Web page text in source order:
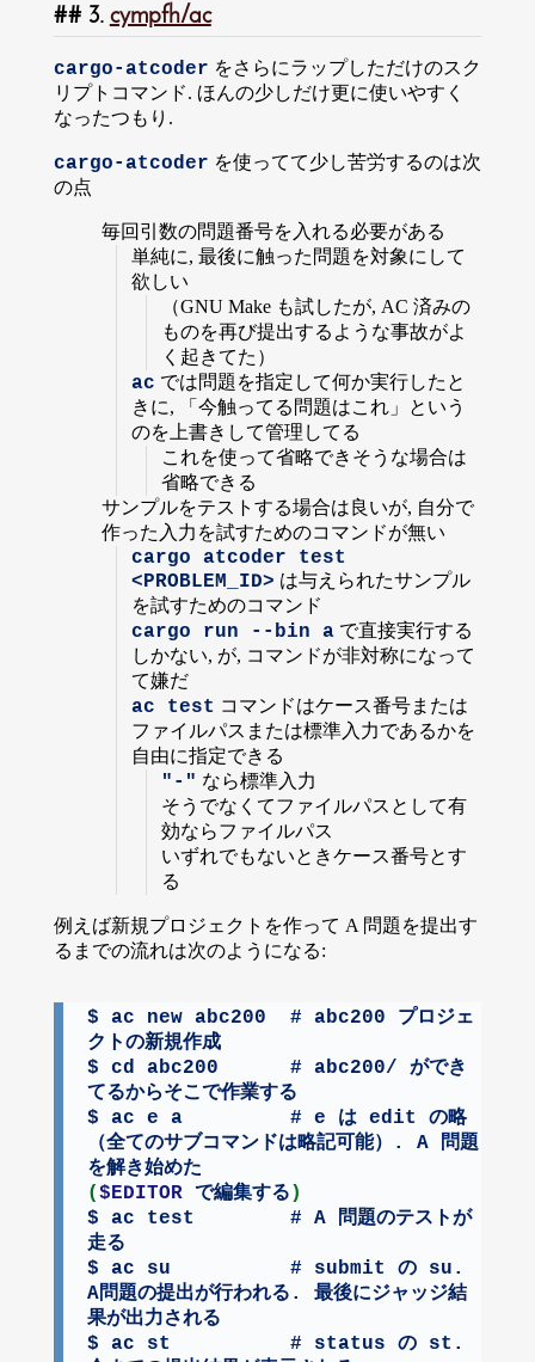
3. cympfh/ac
cargo-atcoder をさらにラップしただけのスク
リプトコマンド. ほんの少しだけ更に使いやすく
なったつもり.
cargo-atcoder を使ってて少し苦労するのは次
の点
毎回引数の問題番号を入れる必要がある
単純に, 最後に触った問題を対象にして
欲しい
（GNU Make も試したが, AC 済みの
ものを再び提出するような事故がよ
く起きてた）
ac では問題を指定して何か実行したと
きに, 「今触ってる問題はこれ」という
のを上書きして管理してる
これを使って省略できそうな場合は
省略できる
サンプルをテストする場合は良いが, 自分で
作った入力を試すためのコマンドが無い
cargo atcoder test
<PROBLEM_ID> は与えられたサンプル
を試すためのコマンド
cargo run --bin a で直接実行する
しかない, が, コマンドが非対称になって
て嫌だ
ac test コマンドはケース番号または
ファイルパスまたは標準入力であるかを
自由に指定できる
"-" なら標準入力
そうでなくてファイルパスとして有
効ならファイルパス
いずれでもないときケース番号とす
る
例えば新規プロジェクトを作って A 問題を提出す
るまでの流れは次のようになる:
$ ac new abc200  # abc200 プロジェ
クトの新規作成
$ cd abc200      # abc200/ ができ
てるからそこで作業する
$ ac e a         # e は edit の略
（全てのサブコマンドは略記可能）. A 問題
($EDITOR で編集する )
$ ac test        # A 問題のテストが
走る
$ ac su          # submit の su.
A問題の提出が行われる. 最後にジャッジ結
果が出力される
$ ac st          # status の st.